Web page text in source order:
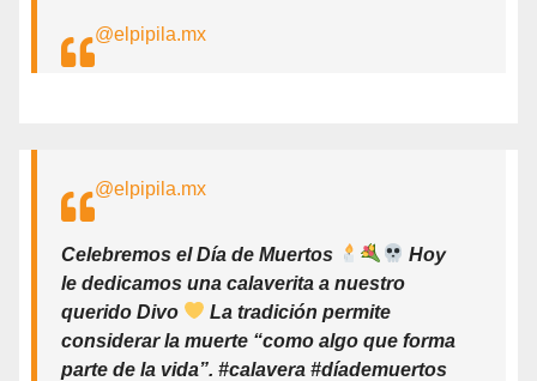
@elpipila.mx
@elpipila.mx
Celebremos el Día de Muertos
Hoy
le dedicamos una calaverita a nuestro
querido Divo
La tradición permite
considerar la muerte “como algo que forma
parte de la vida”. #calavera #díademuertos